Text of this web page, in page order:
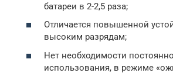
батареи в 2-2,5 раза;
Отличается повышенной
высоким разрядам;
Нет необходимости
использования, в режиме